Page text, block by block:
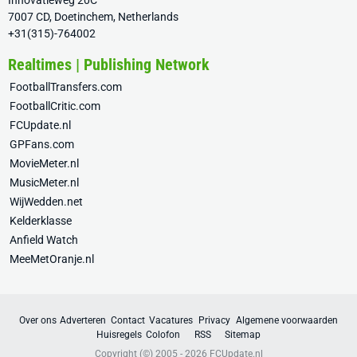
7007 CD, Doetinchem, Netherlands
+31(315)-764002
Realtimes | Publishing Network
FootballTransfers.com
FootballCritic.com
FCUpdate.nl
GPFans.com
MovieMeter.nl
MusicMeter.nl
WijWedden.net
Kelderklasse
Anfield Watch
MeeMetOranje.nl
Over ons Adverteren Contact Vacatures Privacy Algemene voorwaarden
Huisregels Colofon RSS
Sitemap
Copyright (©) 2005 - 2026 FCUpdate.nl